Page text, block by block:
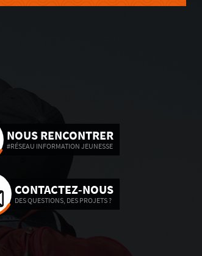
NOUS RENCONTRER
#RÉSEAU INFORMATION JEUNESSE
CONTACTEZ-NOUS
DES QUESTIONS, DES PROJETS ?